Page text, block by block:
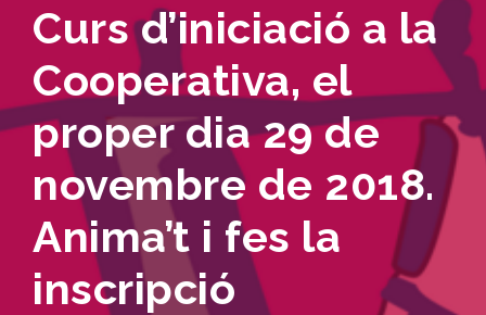
Curs d’iniciació a la
Cooperativa, el
proper dia 29 de
novembre de 2018.
Anima’t i fes la
inscripció